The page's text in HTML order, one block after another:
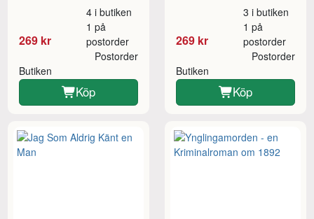
269 kr
4 i butiken
1 på
postorder
Butiken
Postorder
Köp
269 kr
3 i butiken
1 på
postorder
Butiken
Postorder
Köp